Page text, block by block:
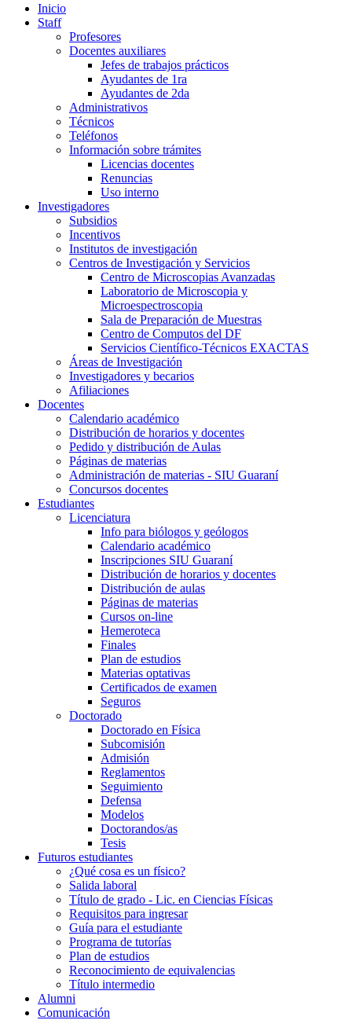
Inicio
Staff
Profesores
Docentes auxiliares
Jefes de trabajos prácticos
Ayudantes de 1ra
Ayudantes de 2da
Administrativos
Técnicos
Teléfonos
Información sobre trámites
Licencias docentes
Renuncias
Uso interno
Investigadores
Subsidios
Incentivos
Institutos de investigación
Centros de Investigación y Servicios
Centro de Microscopias Avanzadas
Laboratorio de Microscopia y
Microespectroscopia
Sala de Preparación de Muestras
Centro de Computos del DF
Servicios Científico-Técnicos EXACTAS
Áreas de Investigación
Investigadores y becarios
Afiliaciones
Docentes
Calendario académico
Distribución de horarios y docentes
Pedido y distribución de Aulas
Páginas de materias
Administración de materias - SIU Guaraní
Concursos docentes
Estudiantes
Licenciatura
Info para biólogos y geólogos
Calendario académico
Inscripciones SIU Guaraní
Distribución de horarios y docentes
Distribución de aulas
Páginas de materias
Cursos on-line
Hemeroteca
Finales
Plan de estudios
Materias optativas
Certificados de examen
Seguros
Doctorado
Doctorado en Física
Subcomisión
Admisión
Reglamentos
Seguimiento
Defensa
Modelos
Doctorandos/as
Tesis
Futuros estudiantes
¿Qué cosa es un físico?
Salida laboral
Título de grado - Lic. en Ciencias Físicas
Requisitos para ingresar
Guía para el estudiante
Programa de tutorías
Plan de estudios
Reconocimiento de equivalencias
Título intermedio
Alumni
Comunicación